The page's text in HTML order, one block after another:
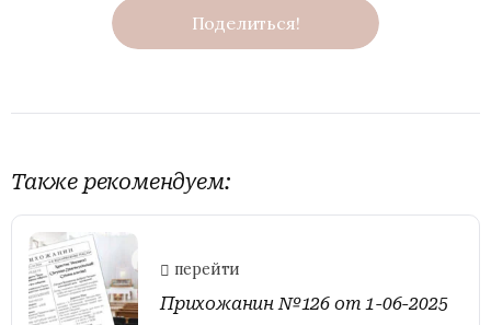
Поделиться!
Также рекомендуем:
перейти
Прихожанин №126 от 1-06-2025